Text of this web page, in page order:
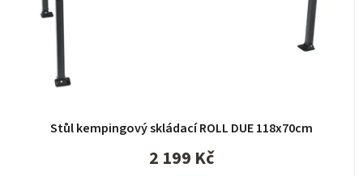
Stůl kempingový skládací ROLL DUE 118x70cm
2 199 Kč